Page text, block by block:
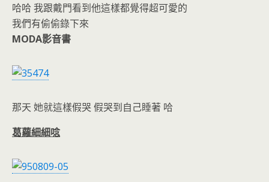
哈哈 我跟戴門看到他這樣都覺得超可愛的
我們有偷偷錄下來
MODA影音書
那天 她就這樣假哭 假哭到自己睡著 哈
葛蘿細細唸